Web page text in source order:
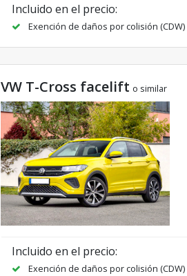
Incluido en el precio:
Exención de daños por colisión (CDW)
VW T-Cross facelift o similar
Incluido en el precio:
Exención de daños por colisión (CDW)